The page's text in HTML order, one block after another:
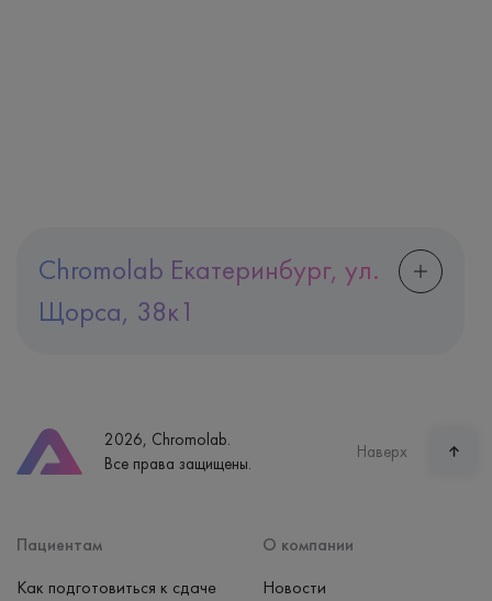
Chromolab Екатеринбург, ул.
Щорса, 38к1
Часы работы
пн-вс: 7:30-15:00
2026, Chromolab.
Все права защищены.
Наверх
Пациентам
Как подготовиться к сдаче
О компании
Новости